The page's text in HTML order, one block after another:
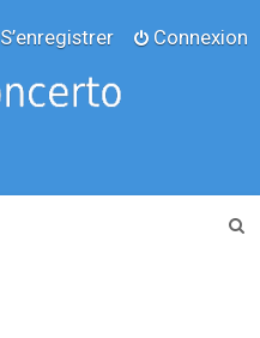
Connexion
S’enregistrer